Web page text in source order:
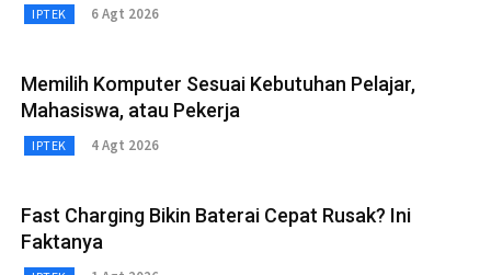
IPTEK 6 Agt 2026
Memilih Komputer Sesuai Kebutuhan Pelajar,
Mahasiswa, atau Pekerja
IPTEK 4 Agt 2026
Fast Charging Bikin Baterai Cepat Rusak? Ini
Faktanya